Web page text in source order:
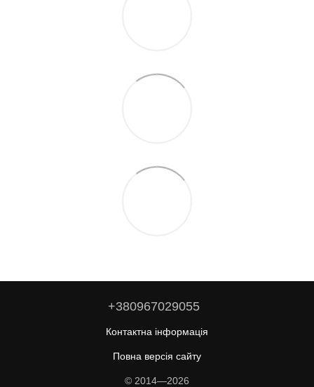
+380967029055
Контактна інформація
Повна версія сайту
© 2014—2026